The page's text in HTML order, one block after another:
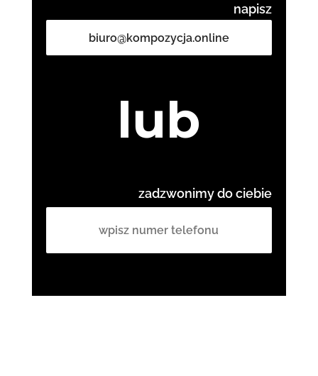
napisz
biuro@kompozycja.online
lub
zadzwonimy do ciebie